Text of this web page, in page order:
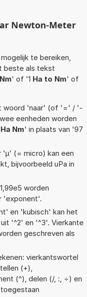
Newton-Meter
te bereiken,
beste als tekst
' of '1 Ha to Nm' of
woord 'naar' (of '=' / '-
eenheden worden
Ha Nm' in plaats van '97
'µ' (= micro) kan een
bijvoorbeeld uPa in
worden
'exponent'.
en 'kubisch' kan het
'^2' en '^3'. Vierkante
geschreven als
vierkantswortel
(+),
(^), delen (/, :, ÷) en